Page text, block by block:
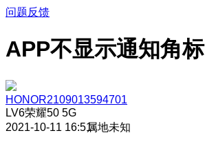
问题反馈
APP不显示通知角标
HONOR2109013594701
LV6荣耀50 5G
2021-10-11 16:51属地未知